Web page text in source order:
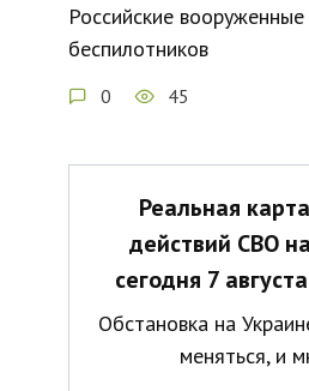
Российские
беспилотников
0 45
Реальная
действий СВО
сегодня 7
Обстановка на
меняться, и